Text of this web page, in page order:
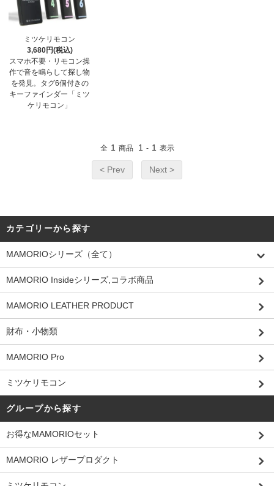
ミツケリモコン
3,680円(税込)
スマホ不要・リモコン操
作で音を鳴らして探し物
を発見。タグ6個付きの
キーファインダー「ミツ
ケリモコン」
全 1 商品 1 - 1 表示
< Prev Next >
カテゴリーから探す
MAMORIOシリーズ（全て）
MAMORIO Insideシリーズ,コラボ商品
MAMORIO LEATHER PRODUCT
財布・小物類
MAMORIO Pro
ミツケリモコン
グループから探す
お得なMAMORIOセット
MAMORIO レザープロダクト